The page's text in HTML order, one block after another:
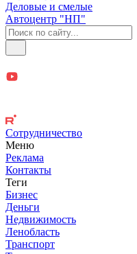
Деловые и смелые
Автоцентр "НП"
Сотрудничество
Меню
Реклама
Контакты
Теги
Бизнес
Деньги
Недвижимость
Ленобласть
Транспорт